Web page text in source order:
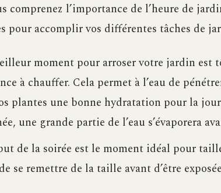
comprenez l’importance de l’heure de
pour accomplir vos différentes tâches de
moment pour arroser votre jardin est
à chauffer. Cela permet à l’eau de
plantes une bonne hydratation pour la
une grande partie de l’eau s’évaporera
de la soirée est le moment idéal pour
se remettre de la taille avant d’être